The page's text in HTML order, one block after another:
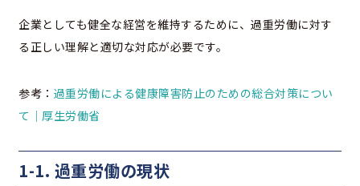
企業としても健全な経営を維持するために、過重労働に対す
る正しい理解と適切な対応が必要です。
参考： 過重労働による健康障害防止のための総合対策につい
て｜厚生労働省
1-1. 過重労働の現状